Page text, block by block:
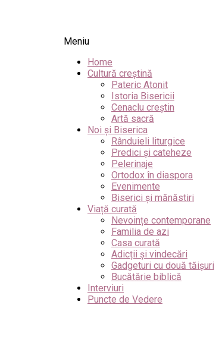
Meniu
Home
Cultură creștină
Pateric Atonit
Istoria Bisericii
Cenaclu creștin
Artă sacră
Noi și Biserica
Rânduieli liturgice
Predici și cateheze
Pelerinaje
Ortodox în diaspora
Evenimente
Biserici și mănăstiri
Viață curată
Nevoințe contemporane
Familia de azi
Casa curată
Adicții și vindecări
Gadgeturi cu două tăișuri
Bucătărie biblică
Interviuri
Puncte de Vedere